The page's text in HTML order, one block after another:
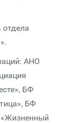
АНО
БФ
БФ